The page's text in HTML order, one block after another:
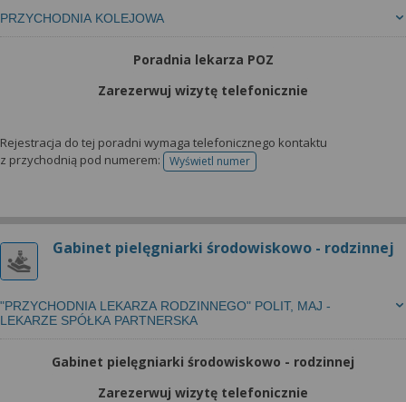
PRZYCHODNIA KOLEJOWA
Poradnia lekarza POZ
Zarezerwuj wizytę telefonicznie
Rejestracja do tej poradni wymaga telefonicznego kontaktu
z przychodnią pod numerem:
Wyświetl numertelefonu do rejestracji
Gabinet pielęgniarki środowiskowo - rodzinnej
"PRZYCHODNIA LEKARZA RODZINNEGO" POLIT, MAJ -
LEKARZE SPÓŁKA PARTNERSKA
Gabinet pielęgniarki środowiskowo - rodzinnej
Zarezerwuj wizytę telefonicznie